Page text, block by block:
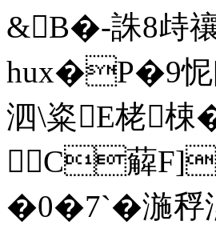
&B�-誅8
hux�P�9怩
泗\粢E栳
C薢
�0� 7`�湤